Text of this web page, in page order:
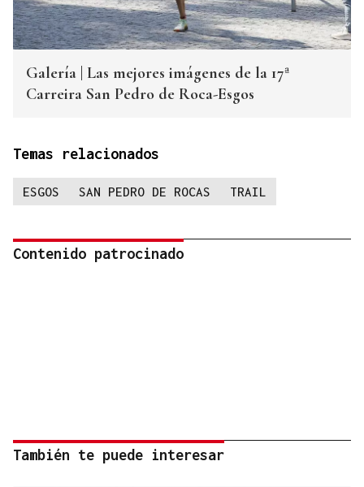
Galería | Las mejores imágenes de la 17ª
Carreira San Pedro de Roca-Esgos
Temas relacionados
ESGOS SAN PEDRO DE ROCAS TRAIL
Contenido patrocinado
También te puede interesar